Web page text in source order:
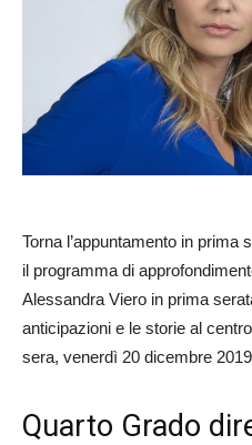
Torna l’appuntamento in prima
il programma di
Alessandra Viero in prima
anticipazioni e le storie al
sera, venerdì 20 dicembre
Quarto Grado